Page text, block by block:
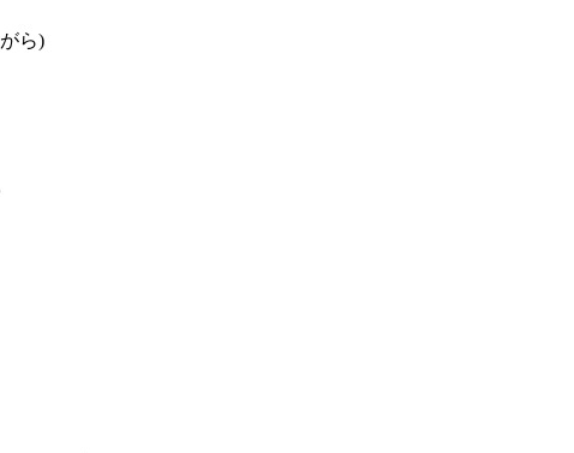
ら)